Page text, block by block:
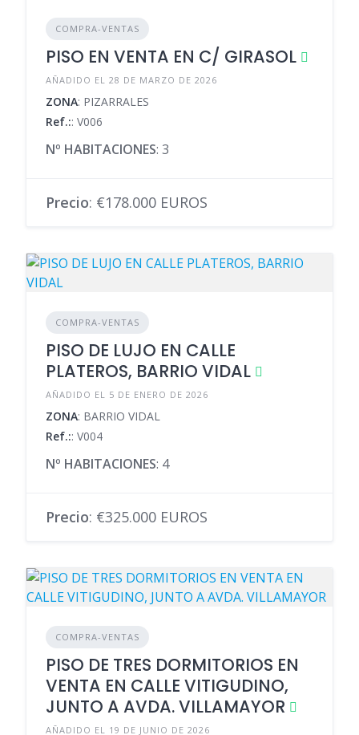
COMPRA-VENTAS
PISO EN VENTA EN C/ GIRASOL
AÑADIDO EL 28 DE MARZO DE 2026
ZONA: PIZARRALES
Ref.:: V006
Nº HABITACIONES: 3
Precio: €178.000 EUROS
COMPRA-VENTAS
PISO DE LUJO EN CALLE
PLATEROS, BARRIO VIDAL
AÑADIDO EL 5 DE ENERO DE 2026
ZONA: BARRIO VIDAL
Ref.:: V004
Nº HABITACIONES: 4
Precio: €325.000 EUROS
COMPRA-VENTAS
PISO DE TRES DORMITORIOS EN
VENTA EN CALLE VITIGUDINO,
JUNTO A AVDA. VILLAMAYOR
AÑADIDO EL 19 DE JUNIO DE 2026